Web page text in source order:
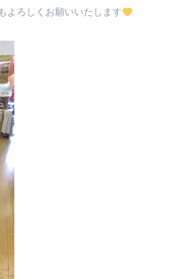
よろしくお願いいたします